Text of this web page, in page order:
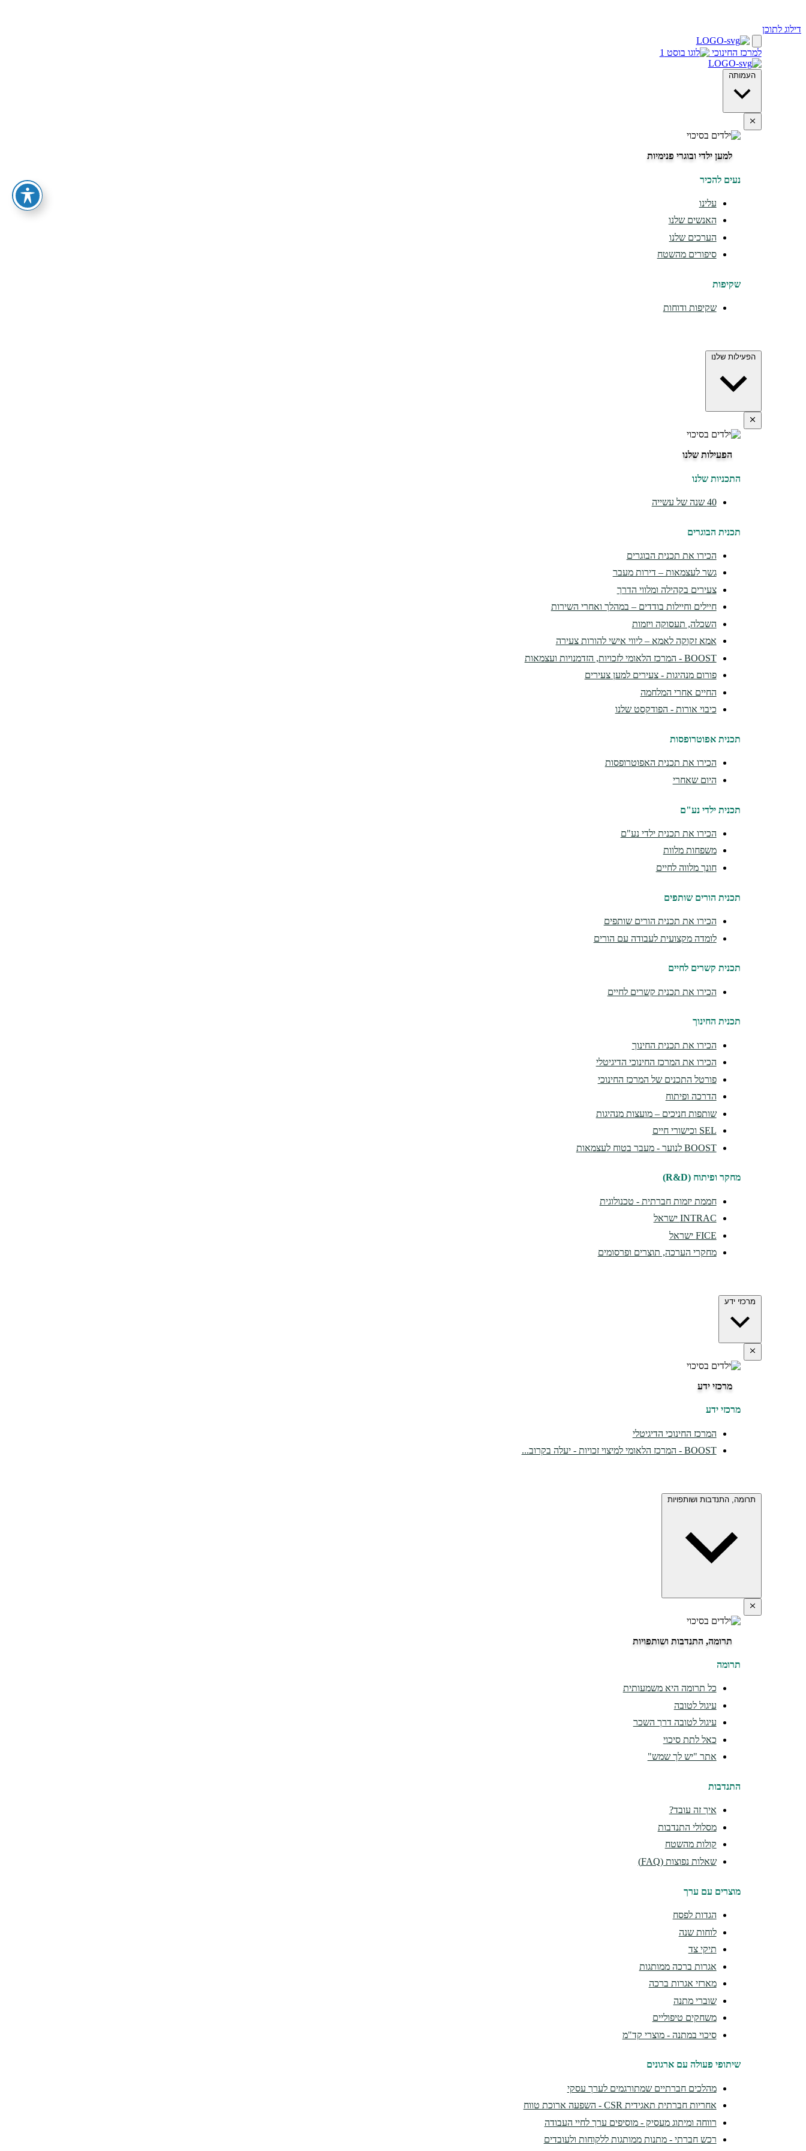
דילוג לתוכן
למרכז החינוכי
העמותה
למען ילדי ובוגרי פנימיות
נעים להכיר
עלינו
האנשים שלנו
הערכים שלנו
סיפורים מהשטח
שקיפות
שקיפות ודוחות
הפעילות שלנו
הפעילות שלנו
התכניות שלנו
40 שנה של עשייה
תכנית הבוגרים
הכירו את תכנית הבוגרים
גשר לעצמאות – דירות מעבר
צעירים בקהילה ומלווי הדרך
חיילים וחיילות בודדים – במהלך ואחרי השירות
השכלה, תעסוקה ויזמות
אמא זקוקה לאמא – ליווי אישי להורות צעירה
BOOST - המרכז הלאומי לזכויות, הזדמנויות ועצמאות
פורום מנהיגות - צעירים למען צעירים
החיים אחרי המלחמה
כיבוי אורות - הפודקסט שלנו
תכנית אפוטרופסות
הכירו את תכנית האפוטרופסות
היום שאחרי
תכנית ילדי נע"ם
הכירו את תכנית ילדי נע"ם
משפחות מלוות
חונך מלווה לחיים
תכנית הורים שותפים
הכירו את תכנית הורים שותפים
לומדה מקצועית לעבודה עם הורים
תכנית קשרים לחיים
הכירו את תכנית קשרים לחיים
תכנית החינוך
הכירו את תכנית החינוך
הכירו את המרכז החינוכי הדיגיטלי
פורטל התכנים של המרכז החינוכי
הדרכה ופיתוח
שותפות חניכים – מועצות מנהיגות
SEL וכישורי חיים
BOOST לנוער - מעבר בטוח לעצמאות
מחקר ופיתוח (R&D)
חממת יזמות חברתית - טכנולוגית
INTRAC ישראל
FICE ישראל
מחקרי הערכה, תוצרים ופרסומים
מרכזי ידע
מרכזי ידע
מרכזי ידע
המרכז החינוכי הדיגיטלי
BOOST - המרכז הלאומי למיצוי זכויות - יעלה בקרוב...
תרומה, התנדבות ושותפויות
תרומה, התנדבות ושותפויות
תרומה
כל תרומה היא משמעותית
עיגול לטובה
עיגול לטובה דרך השכר
כאל לתת סיכוי
אתר "יש לך שמש"
התנדבות
איך זה עובד?
מסלולי התנדבות
קולות מהשטח
שאלות נפוצות (FAQ)
מוצרים עם ערך
הגדות לפסח
לוחות שנה
תיקי צד
אגרות ברכה ממותגות
מארזי אגרות ברכה
שוברי מתנה
משחקים טיפוליים
סיכוי במתנה - מוצרי קד"מ
שיתופי פעולה עם ארגונים
מהלכים חברתיים שמתורגמים לערך עסקי
אחריות חברתית תאגידית CSR - השפעה ארוכת טווח
רווחה ומיתוג מעסיק - מוסיפים ערך לחיי העבודה
רכש חברתי - מתנות ממותגות ללקוחות ולעובדים